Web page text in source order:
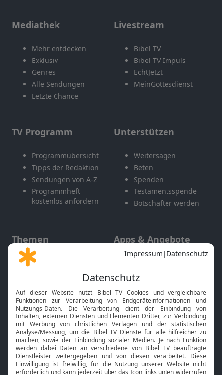
Mediathek
Mehr entdecken
Exklusiv
Genres
Alle Sendungen
Letzte Chance
Livestream
Bibel TV
Bibel TV Impuls
EchtJetzt
MeinGottesdienst
TV Programm
Programmübersicht
Tipps der Redaktion
Sendungen von A-Z
Programmheft
kostenlos anfordern
Unterstützen
Weitersagen
Beten
Spenden
Testamentsspende
Botschafter werden
Themen
Gott und Bibel erklärt
Neuigkeiten
Apps & Angebote
Mobile App
Smart TV
HbbTV
Bibelthek Online-Bibel
Nächster Gottesdienst
Bibel TV Service